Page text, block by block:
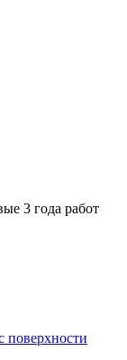
3 года работ
поверхности